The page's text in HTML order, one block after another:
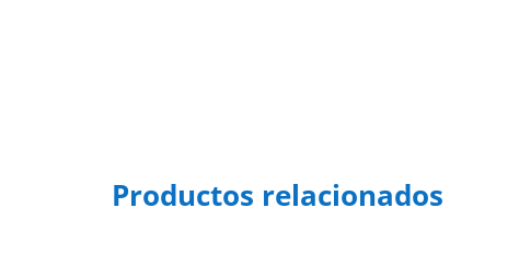
Productos relacionados